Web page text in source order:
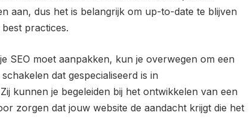
aan, dus het is belangrijk om up-to-date te blijven
practices.
SEO moet aanpakken, kun je overwegen om een
dat gespecialiseerd is in
kunnen je begeleiden bij het ontwikkelen van een
zorgen dat jouw website de aandacht krijgt die het